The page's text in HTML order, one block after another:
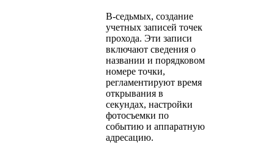
В-седьмых, создание
учетных записей точек
прохода. Эти записи
включают сведения о
названии и порядковом
номере точки,
регламентируют время
открывания в
секундах, настройки
фотосъемки по
событию и аппаратную
адресацию.